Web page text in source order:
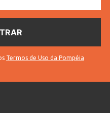
Termos de Uso da Pompéia